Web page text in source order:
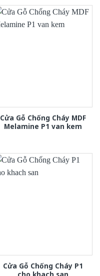
Cửa Gỗ Chống Cháy MDF
Melamine P1 van kem
Cửa Gỗ Chống Cháy P1